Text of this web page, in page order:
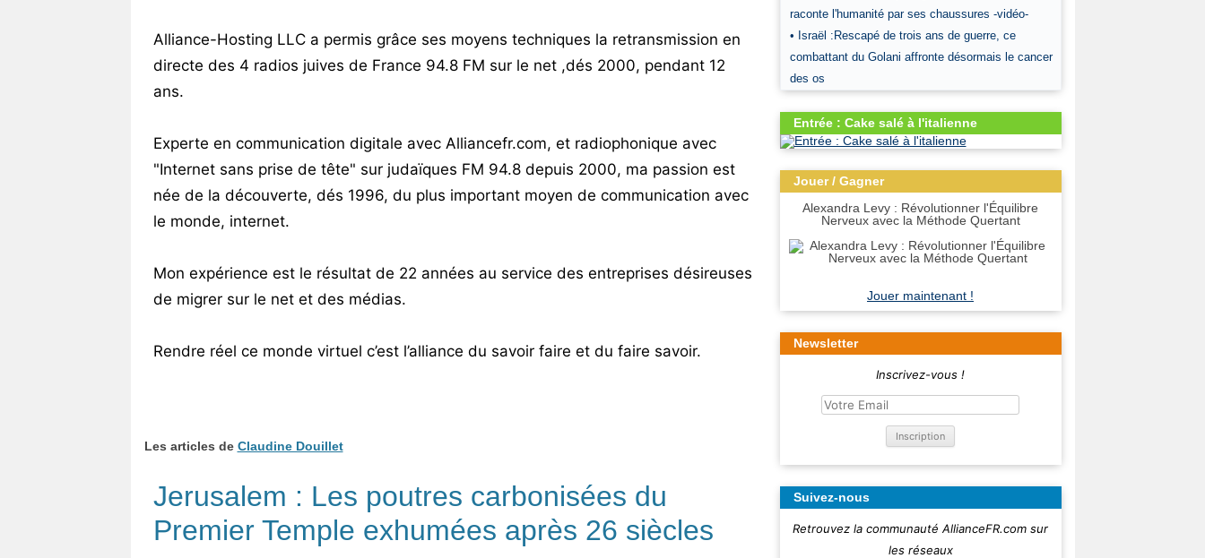
Alliance-Hosting LLC a permis grâce ses moyens techniques la retransmission en
directe des 4 radios juives de France 94.8 FM sur le net ,dés 2000, pendant 12
ans.
Experte en communication digitale avec Alliancefr.com, et radiophonique avec
"Internet sans prise de tête" sur judaïques FM 94.8 depuis 2000, ma passion est
née de la découverte, dés 1996, du plus important moyen de communication avec
le monde, internet.
Mon expérience est le résultat de 22 années au service des entreprises désireuses
de migrer sur le net et des médias.
Rendre réel ce monde virtuel c’est l’alliance du savoir faire et du faire savoir.
Les articles de Claudine Douillet
Jerusalem : Les poutres carbonisées du
Premier Temple exhumées après 26 siècles
raconte l'humanité par ses chaussures -vidéo-
• Israël :Rescapé de trois ans de guerre, ce
combattant du Golani affronte désormais le cancer
des os
Entrée : Cake salé à l'italienne
Jouer / Gagner
Alexandra Levy : Révolutionner l'Équilibre
Nerveux avec la Méthode Quertant
Jouer maintenant !
Newsletter
Inscrivez-vous !
Suivez-nous
Retrouvez la communauté AllianceFR.com sur
les réseaux